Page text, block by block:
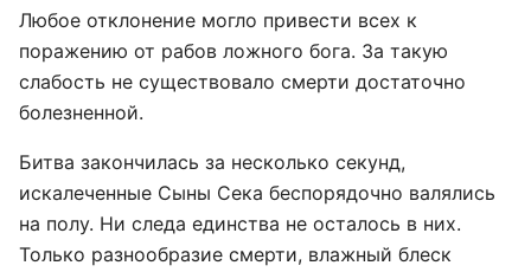
Любое отклонение могло привести всех к
поражению от рабов ложного бога. За такую
слабость не существовало смерти достаточно
болезненной.
Битва закончилась за несколько секунд,
искалеченные Сыны Сека беспорядочно валялись
на полу. Ни следа единства не осталось в них.
Только разнообразие смерти, влажный блеск